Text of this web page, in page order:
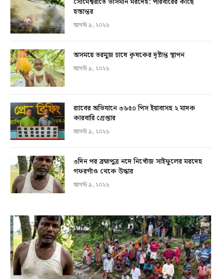
হস্তান্তর
আগস্ট ৯, ২০২৬
অসময়ে তরমুজ চাষে কৃষকের দৃষ্টান্ত স্থাপন
আগস্ট ৯, ২০২৬
র‍্যাবের অভিযানে ৩৬৫০ পিস ইয়াবাসহ ২ মাদক
কারবারি গ্রেপ্তার
আগস্ট ৯, ২০২৬
৩দিন পর ব্রহ্মপুত্র নদে নিখোঁজ সাইফুলের মরদেহ
গফরগাঁও থেকে উদ্ধার
আগস্ট ৯, ২০২৬